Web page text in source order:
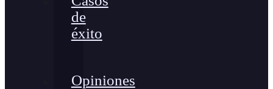
de
éxito
Opiniones